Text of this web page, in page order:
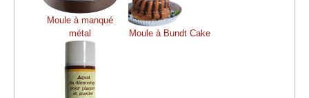
Moule à manqué
métal
Moule à Bundt Cake